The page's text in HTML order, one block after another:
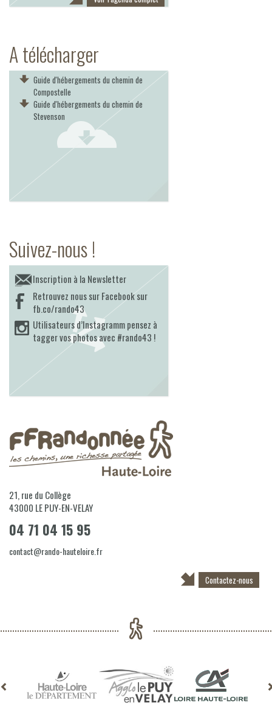
A télécharger
Guide d'hébergements du chemin de
Compostelle
Guide d'hébergements du chemin de
Stevenson
Suivez-nous !
Inscription à la Newsletter
Retrouvez nous sur Facebook sur
fb.co/rando43
Utilisateurs d’Instagramm pensez à
tagger vos photos avec #rando43 !
21, rue du Collège
43000 LE PUY-EN-VELAY
04 71 04 15 95
contact@rando-hauteloire.fr
Contactez-nous